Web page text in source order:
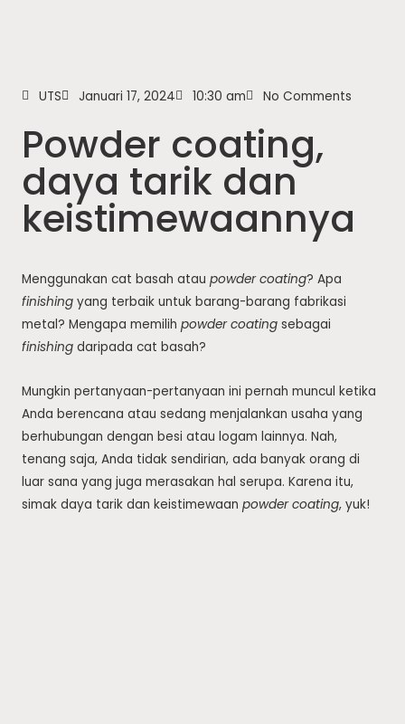
UTS Januari 17, 2024 10:30 am No Comments
Powder coating,
daya tarik dan
keistimewaannya
Menggunakan cat basah atau powder coating? Apa
finishingyang terbaik untuk barang-barang fabrikasi
metal? Mengapa memilih powder coatingsebagai
finishingdaripada cat basah?
Mungkin pertanyaan-pertanyaan ini pernah muncul ketika
Anda berencana atau sedang menjalankan usaha yang
berhubungan dengan besi atau logam lainnya. Nah,
tenang saja, Anda tidak sendirian, ada banyak orang di
luar sana yang juga merasakan hal serupa. Karena itu,
simak daya tarik dan keistimewaan powder coating, yuk!